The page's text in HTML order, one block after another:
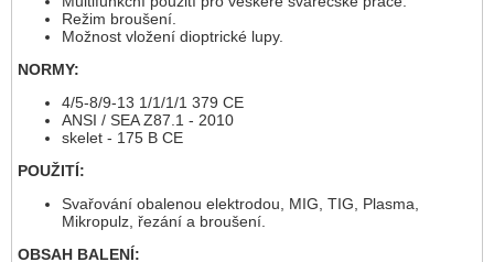
Režim broušení.
Možnost vložení dioptrické lupy.
NORMY:
4/5-8/9-13 1/1/1/1 379 CE
ANSI / SEA Z87.1 - 2010
skelet - 175 B CE
POUŽITÍ:
Svařování obalenou elektrodou, MIG, TIG, Plasma,
Mikropulz, řezání a broušení.
OBSAH BALENÍ: